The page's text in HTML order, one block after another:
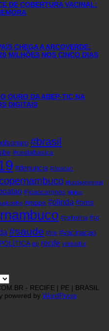
DE COBERTURA VACINAL:
CHEGA A ARCOVERDE:
MILHÕES NOS CINCO DIAS
OURO DA ABEP-TIC NA
DIGITAIS
#brasil
#cestabasica
#denuncia #doacao
#fundaoeleitoral
#joaocampos #leitos
#mppe #olinda #oms
#petrolina #pt
#saude #tce #vacinacao
POLÍTICA pp recife vereador
- RECIFE | PE | BRASIL
powered by WordPress